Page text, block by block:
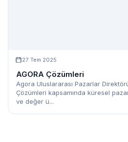
27 Tem 2025
AGORA Çözümleri
Agora Uluslararası Pazarlar
Çözümleri kapsamında küresel
ve değer ü...